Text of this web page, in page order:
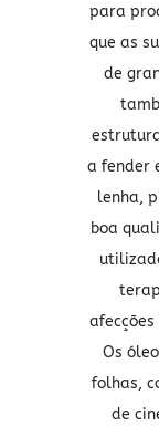
para
que as
de
a fender
lenha,
boa
Os
folhas,
de